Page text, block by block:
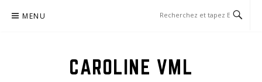
MENU
CAROLINE VML